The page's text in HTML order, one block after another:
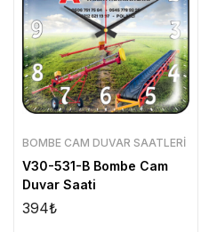
BOMBE CAM DUVAR SAATLERI
V30-531-B Bombe Cam
Duvar Saati
394₺